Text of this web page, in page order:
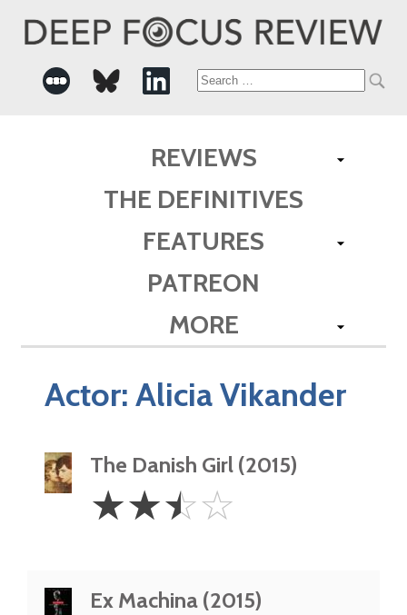
Search
REVIEWS
THE DEFINITIVES
FEATURES
PATREON
MORE
Actor:Alicia Vikander
The Danish Girl (2015)
2.5
Stars
☆☆☆☆
Ex Machina (2015)